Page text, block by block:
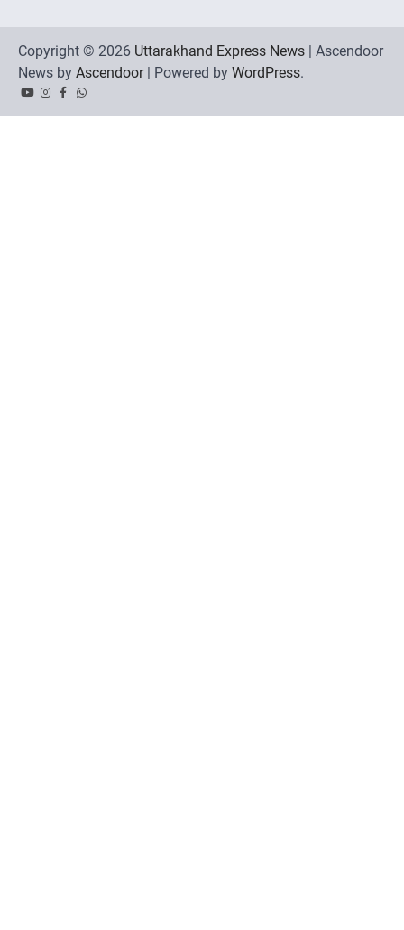
Copyright © 2026 Uttarakhand Express News | Ascendoor
News by Ascendoor| Powered by WordPress.
YouTubeInstagram
Facebook
Whatsapp